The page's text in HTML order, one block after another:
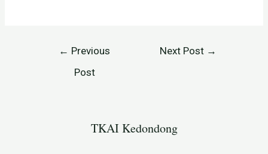
← Previous
Post
Next Post →
TKAI Kedondong​